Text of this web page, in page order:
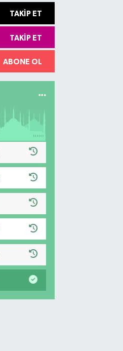
TAKIP ET
TAKIP ET
ABONE OL